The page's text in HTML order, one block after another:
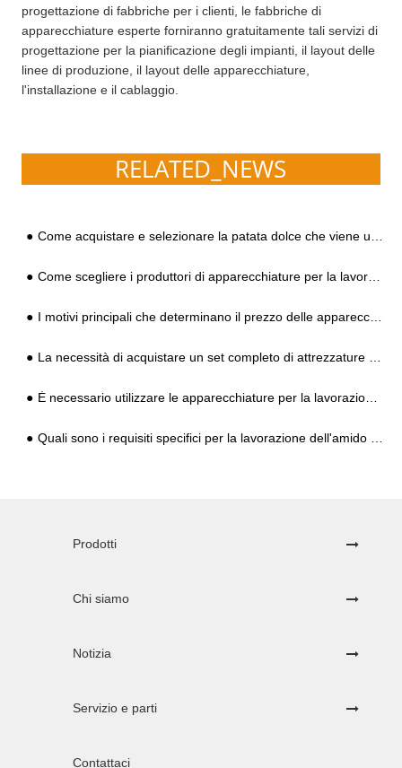
progettazione di fabbriche per i clienti, le fabbriche di
apparecchiature esperte forniranno gratuitamente tali servizi di
progettazione per la pianificazione degli impianti, il layout delle
linee di produzione, il layout delle apparecchiature,
l'installazione e il cablaggio.
RELATED_NEWS
Come acquistare e selezionare la patata dolce che viene utilizzata per la lavorazione dell'amido?
Come scegliere i produttori di apparecchiature per la lavorazione dell'amido di manioca?
I motivi principali che determinano il prezzo delle apparecchiature per la lavorazione dell'amido di patate dolci
La necessità di acquistare un set completo di attrezzature per la produzione di amido quando si investe e si costruisce una fabbrica
È necessario utilizzare le apparecchiature per la lavorazione dell'amido Kudzu?
Quali sono i requisiti specifici per la lavorazione dell'amido di tapioca? Quali sono le apparecchiature per la lavorazione della manioca?
Prodotti
Chi siamo
Notizia
Servizio e parti
Contattaci